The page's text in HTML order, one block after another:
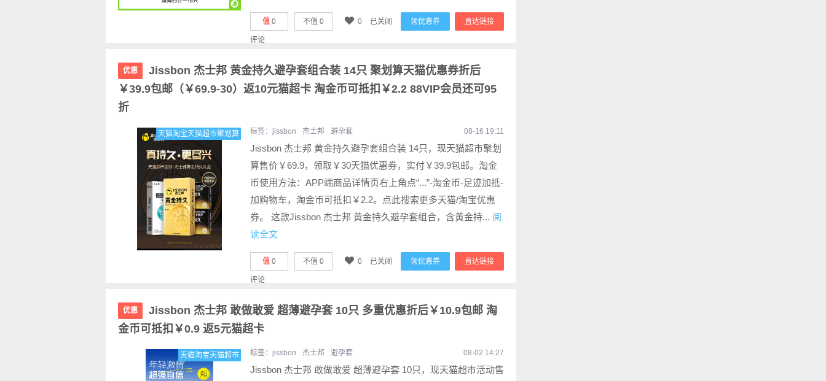
直达链接
领优惠券
值 0 不值 0 0 已关闭
评论
优惠
Jissbon 杰士邦 黄金持久避孕套组合装 14只 聚划算天猫优惠券折后
￥39.9包邮（￥69.9-30）返10元猫超卡 淘金币可抵扣￥2.2 88VIP会员还可95
折
天猫淘宝天猫超市聚划算 标签： jissbon 杰士邦 避孕套 08-16 19:11
Jissbon 杰士邦 黄金持久避孕套组合装 14只，现天猫超市聚划
算售价￥69.9，领取￥30天猫优惠券，实付￥39.9包邮。淘金
币使用方法：APP端商品详情页右上角点“...”-淘金币-足迹加抵-
加购物车，淘金币可抵扣￥2.2。点此搜索更多天猫/淘宝优惠
券。 这款Jissbon 杰士邦 黄金持久避孕套组合，含黄金持... 阅
读全文
直达链接
领优惠券
值 0 不值 0 0 已关闭
评论
优惠
Jissbon 杰士邦 敢做敢爱 超薄避孕套 10只 多重优惠折后￥10.9包邮 淘
金币可抵扣￥0.9 返5元猫超卡
天猫淘宝天猫超市 标签： jissbon 杰士邦 避孕套 08-02 14:27
Jissbon 杰士邦 敢做敢爱 超薄避孕套 10只，现天猫超市活动售